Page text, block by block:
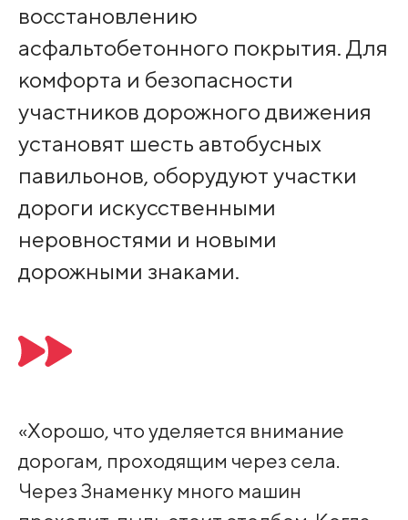
восстановлению
асфальтобетонного покрытия. Для
комфорта и безопасности
участников дорожного движения
установят шесть автобусных
павильонов, оборудуют участки
дороги искусственными
неровностями и новыми
дорожными знаками.
«Хорошо, что уделяется внимание
дорогам, проходящим через села.
Через Знаменку много машин